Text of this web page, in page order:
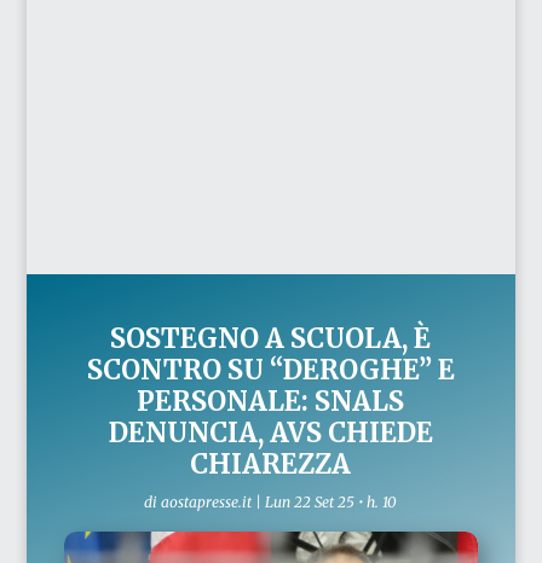
SOSTEGNO A SCUOLA, È
SCONTRO SU “DEROGHE” E
PERSONALE: SNALS
DENUNCIA, AVS CHIEDE
CHIAREZZA
diaostapresse.it | Lun 22 Set 25 • h. 10